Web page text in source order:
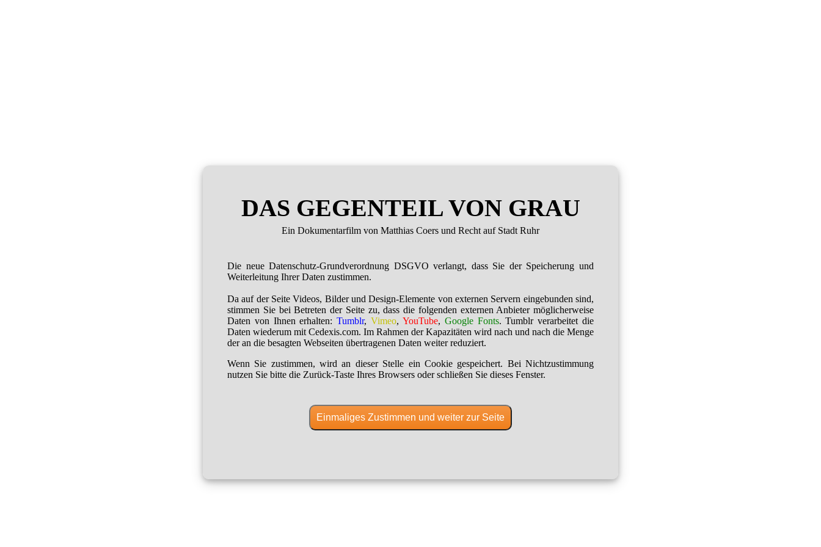
DAS GEGENTEIL VON GRAU
Ein Dokumentarfilm von Matthias Coers und Recht auf Stadt Ruhr
Die neue Datenschutz-Grundverordnung DSGVO verlangt, dass Sie der Speicherung und
Weiterleitung Ihrer Daten zustimmen.
Da auf der Seite Videos, Bilder und Design-Elemente von externen Servern eingebunden sind,
stimmen Sie bei Betreten der Seite zu, dass die folgenden externen Anbieter möglicherweise
Daten von Ihnen erhalten:Tumblr,Vimeo, YouTube, Google Fonts. Tumblr verarbeitet die
Daten wiederum mit Cedexis.com. Im Rahmen der Kapazitäten wird nach und nach die Menge
der an die besagten Webseiten übertragenen Daten weiter reduziert.
Wenn Sie zustimmen, wird an dieser Stelle ein Cookie gespeichert. Bei Nichtzustimmung
nutzen Sie bitte die Zurück-Taste Ihres Browsers oder schließen Sie dieses Fenster.
Einmaliges Zustimmen und weiter zur Seite